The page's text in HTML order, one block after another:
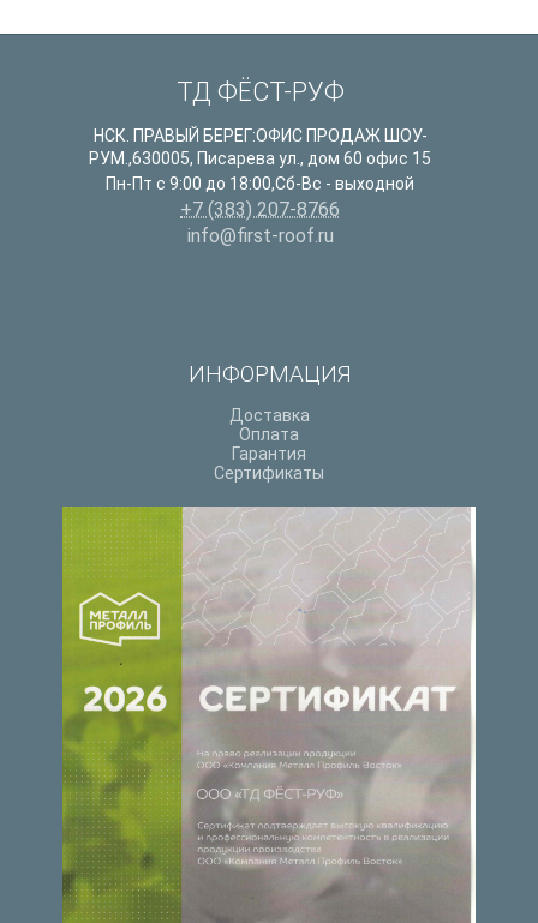
ТД ФЁСТ-РУФ
НСК. ПРАВЫЙ БЕРЕГ:ОФИС ПРОДАЖ ШОУ-
РУМ.,630005, Писарева ул., дом 60 офис 15
Пн-Пт с 9:00 до 18:00,Сб-Вс - выходной
+7 (383) 207-8766
info@first-roof.ru
ИНФОРМАЦИЯ
Доставка
Оплата
Гарантия
Сертификаты